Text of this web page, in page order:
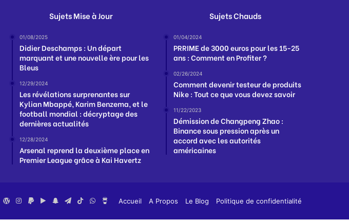
Sujets Mise à Jour
01/08/2025
Didier Deschamps : Un départ
marquant et une nouvelle ère pour les
Bleus
12/29/2024
Les révélations surprenantes sur
Kylian Mbappé, Karim Benzema, et le
football mondial : décryptage des
dernières actualités
12/28/2024
Arsenal reprend la deuxième place en
Premier League grâce à Kai Havertz
Sujets Chauds
01/04/2024
PRRIME de 3000 euros pour les 15-25
ans : Comment en Profiter ?
02/26/2024
Comment devenir testeur de produits
Nike : Tout ce que vous devez savoir
11/22/2023
Démission de Changpeng Zhao :
Binance sous pression après un
accord avec les autorités
américaines
Accueil A Propos Le Blog Politique de confidentialité
WordPress
Instagram
PayPalGoogleSnapchat
Telegram
TikTokWhatsApp
Buy